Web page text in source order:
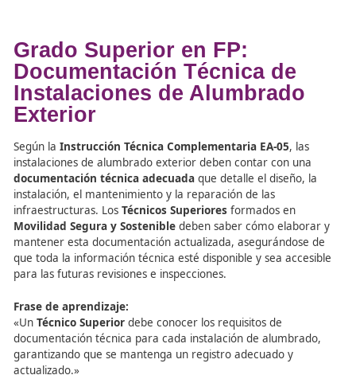
garantizar su fiabilidad y eficiencia. La
FPenMovilidad Segura y Sostenibleprepara a los
Superiorespara llevar a cabo estos procedimientos de
con las normativas vigentes.
Grado Superior en FP:
Documentación Técnica de
Instalaciones de
Exterior
instalaciones de alumbrado exterior deben contar con
documentación técnica adecuadaque detalle el
instalación, el mantenimiento y la reparación de las
infraestructuras. Los